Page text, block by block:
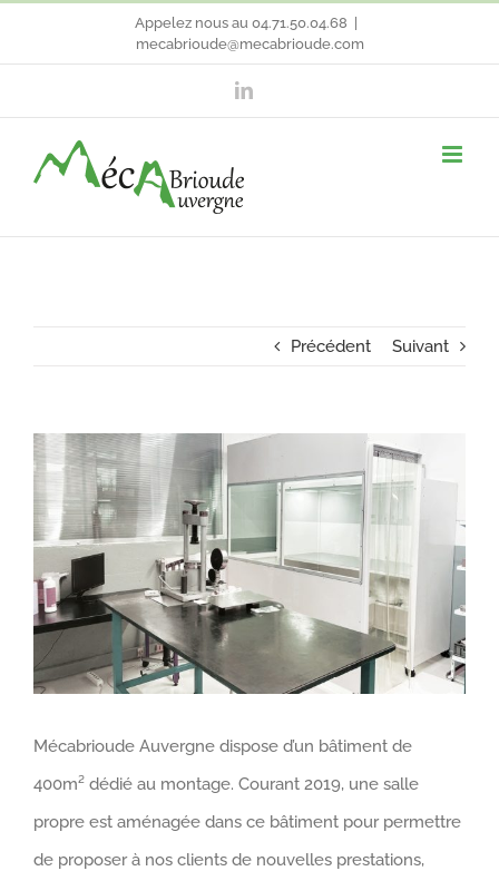
Appelez nous au 04.71.50.04.68
mecabrioude@mecabrioude.com
LinkedIn
Précédent Suivant
Voir
agrandie
Mécabrioude Auvergne dispose d’un bâtiment de
400m² dédié au montage. Courant 2019, une salle
propre est aménagée dans ce bâtiment pour permettre
de proposer à nos clients de nouvelles prestations,